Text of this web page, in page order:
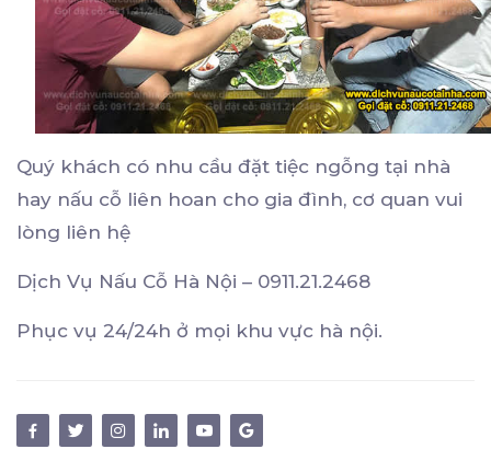
Quý khách có nhu cầu đặt tiệc ngỗng tại nhà
hay nấu cỗ liên hoan cho gia đình, cơ quan vui
lòng liên hệ
Dịch Vụ Nấu Cỗ Hà Nội – 0911.21.2468
Phục vụ 24/24h ở mọi khu vực hà nội.